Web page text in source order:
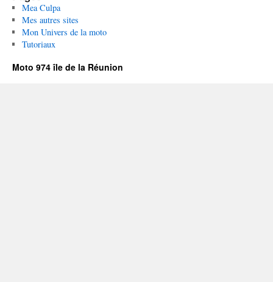
Mea Culpa
Mes autres sites
Mon Univers de la moto
Tutoriaux
Moto 974 île de la Réunion